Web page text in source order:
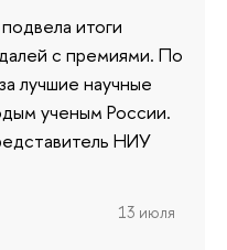
итоги
с премиями. По
лучшие научные
ученым России.
НИУ
13 июля